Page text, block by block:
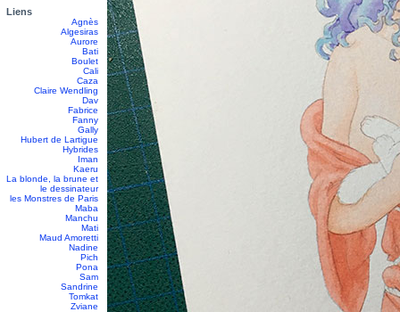
Liens
Agnès
Algesiras
Aurore
Bati
Boulet
Cali
Caza
Claire Wendling
Dav
Fabrice
Fanny
Gally
Hubert de Lartigue
Hybrides
Iman
Kaeru
La blonde, la brune et
le dessinateur
les Monstres de Paris
Maba
Manchu
Mati
Maud Amoretti
Nadine
Pich
Pona
Sam
Sandrine
Tomkat
Zviane